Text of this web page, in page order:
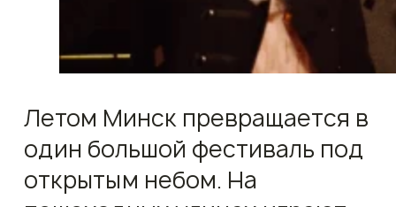
Летом Минск превращается в
один большой фестиваль под
открытым небом. На